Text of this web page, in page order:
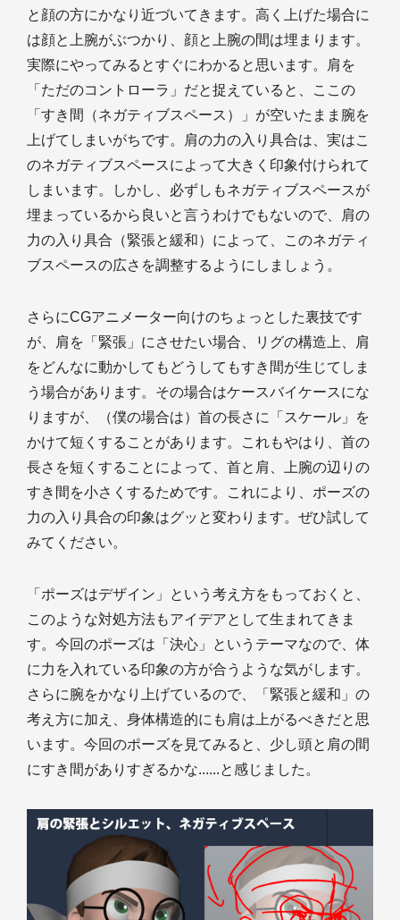
と顔の方にかなり近づいてきます。高く上げた場合に
は顔と上腕がぶつかり、顔と上腕の間は埋まります。
実際にやってみるとすぐにわかると思います。肩を
「ただのコントローラ」だと捉えていると、ここの
「すき間（ネガティブスペース）」が空いたまま腕を
上げてしまいがちです。肩の力の入り具合は、実はこ
のネガティブスペースによって大きく印象付けられて
しまいます。しかし、必ずしもネガティブスペースが
埋まっているから良いと言うわけでもないので、肩の
力の入り具合（緊張と緩和）によって、このネガティ
ブスペースの広さを調整するようにしましょう。
さらにCGアニメーター向けのちょっとした裏技です
が、肩を「緊張」にさせたい場合、リグの構造上、肩
をどんなに動かしてもどうしてもすき間が生じてしま
う場合があります。その場合はケースバイケースにな
りますが、（僕の場合は）首の長さに「スケール」を
かけて短くすることがあります。これもやはり、首の
長さを短くすることによって、首と肩、上腕の辺りの
すき間を小さくするためです。これにより、ポーズの
力の入り具合の印象はグッと変わります。ぜひ試して
みてください。
「ポーズはデザイン」という考え方をもっておくと、
このような対処方法もアイデアとして生まれてきま
す。今回のポーズは「決心」というテーマなので、体
に力を入れている印象の方が合うような気がします。
さらに腕をかなり上げているので、「緊張と緩和」の
考え方に加え、身体構造的にも肩は上がるべきだと思
います。今回のポーズを見てみると、少し頭と肩の間
にすき間がありすぎるかな......と感じました。